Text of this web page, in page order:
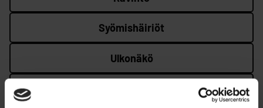
Syömishäiriöt
Ulkonäkö